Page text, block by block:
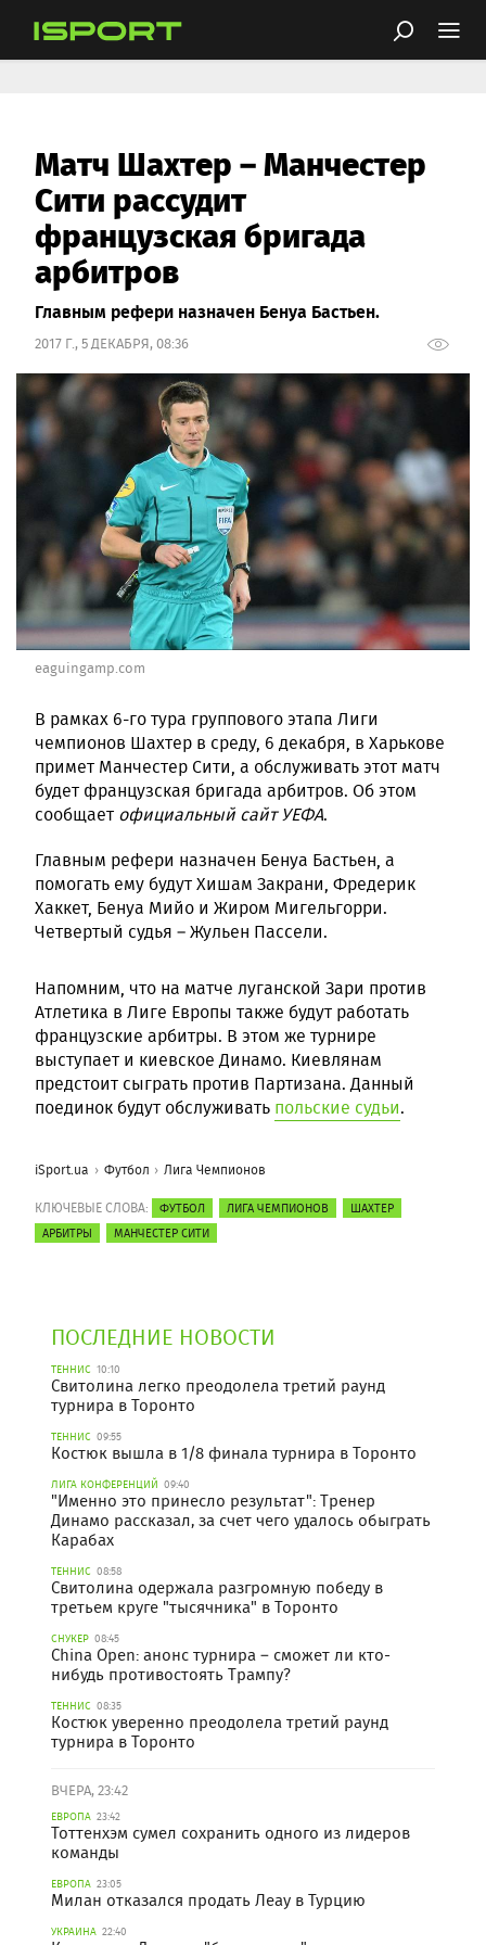
Матч Шахтер – Манчестер
Сити рассудит
французская бригада
арбитров
Главным рефери назначен Бенуа Бастьен.
2017 Г., 5 ДЕКАБРЯ, 08:36
eaguingamp.com
В рамках 6-го тура группового этапа Лиги
чемпионов Шахтер в среду, 6 декабря, в Харькове
примет Манчестер Сити, а обслуживать этот матч
будет французская бригада арбитров. Об этом
сообщает официальный сайт УЕФА.
Главным рефери назначен Бенуа Бастьен, а
помогать ему будут Хишам Закрани, Фредерик
Хаккет, Бенуа Мийо и Жиром Мигельгорри.
Четвертый судья – Жульен Пассели.
Напомним, что на матче луганской Зари против
Атлетика в Лиге Европы также будут работать
французские арбитры. В этом же турнире
выступает и киевское Динамо. Киевлянам
предстоит сыграть против Партизана. Данный
поединок будут обслуживать польские судьи.
iSport.ua Футбол Лига Чемпионов
КЛЮЧЕВЫЕ СЛОВА: ФУТБОЛ ЛИГА ЧЕМПИОНОВ
ШАХТЕР
АРБИТРЫ
МАНЧЕСТЕР СИТИ
ПОСЛЕДНИЕ НОВОСТИ
ТЕННИС 10:10
Свитолина легко преодолела третий раунд
турнира в Торонто
ТЕННИС 09:55
Костюк вышла в 1/8 финала турнира в Торонто
ЛИГА КОНФЕРЕНЦИЙ 09:40
"Именно это принесло результат": Тренер
Динамо рассказал, за счет чего удалось обыграть
Карабах
ТЕННИС 08:58
Свитолина одержала разгромную победу в
третьем круге "тысячника" в Торонто
СНУКЕР 08:45
China Open: анонс турнира – сможет ли кто-
нибудь противостоять Трампу?
ТЕННИС 08:35
Костюк уверенно преодолела третий раунд
турнира в Торонто
ВЧЕРА, 23:42
ЕВРОПА 23:42
Тоттенхэм сумел сохранить одного из лидеров
команды
ЕВРОПА 23:05
Милан отказался продать Леау в Турцию
УКРАИНА 22:40